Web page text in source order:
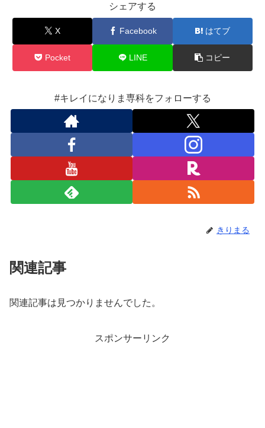
シェアする
X Facebook はてブ
Pocket LINE コピー
#キレイになりま専科をフォローする
きりまる
関連記事
関連記事は見つかりませんでした。
スポンサーリンク